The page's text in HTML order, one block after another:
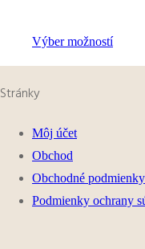
Výber možností
Stránky
Môj účet
Obchod
Obchodné podmienky
Podmienky ochrany